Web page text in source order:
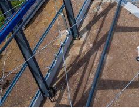
Klaas at work – Das